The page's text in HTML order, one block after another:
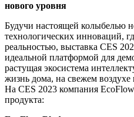
нового уровня
Будучи настоящей колыбелью
технологических инноваций,
реальностью, выставка CES
идеальной платформой для
растущая экосистема
жизнь дома, на свежем
На CES 2023 компания
продукта: